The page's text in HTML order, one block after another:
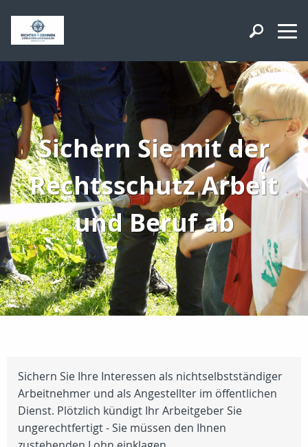
Sichern Sie mit der
Rechtsschutz Arbeit
und Beruf ab
Sichern Sie Ihre Interessen als nichtselbstständiger
Arbeitnehmer und als Angestellter im öffentlichen
Dienst. Plötzlich kündigt Ihr Arbeitgeber Sie
ungerechtfertigt - Sie müssen den Ihnen